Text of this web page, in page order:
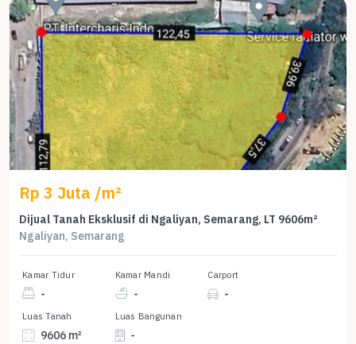
Rp 3 Juta /m²
Dijual Tanah Eksklusif di Ngaliyan, Semarang, LT 9606m²
Ngaliyan, Semarang
Kamar Tidur
-
Kamar Mandi
-
Carport
-
Luas Tanah
9606 m²
Luas Bangunan
-